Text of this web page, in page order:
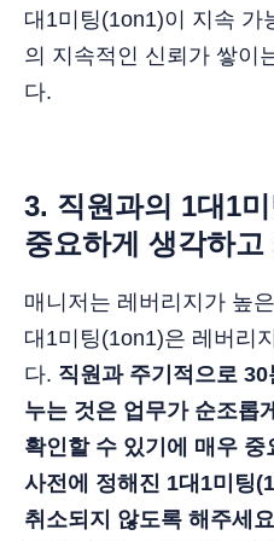
대1미팅(1on1)이 지속 가
의 지속적인 신뢰가 쌓이
다.
3. 직원과의 1대1
중요하게 생각하고
매니저는 레버리지가 높
대1미팅(1on1)은 레버리
다. 직원과 주기적으로
누는 것은 업무가 순조롭
확인할 수 있기에 매우
사전에 정해진 1대1미팅
취소되지 않도록 해주세